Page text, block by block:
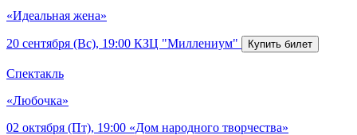
«Идеальная жена»
20 сентября (Вс), 19:00 КЗЦ "Миллениум"
Спектакль
«Любочка»
02 октября (Пт), 19:00 «Дом народного творчества»